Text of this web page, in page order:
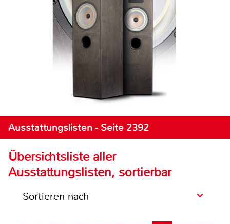
Ausstattungslisten - Seite 2392
Übersichtsliste aller
Ausstattungslisten, sortierbar
Sortieren nach